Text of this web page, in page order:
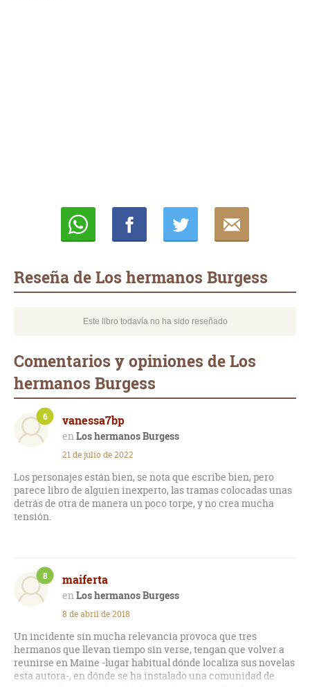
Reseña de Los hermanos Burgess
Este libro todavía no ha sido reseñado
Comentarios y opiniones de Los
hermanos Burgess
vanessa7bp
Los hermanos Burgess
6
21 de julio de 2022
Los personajes están bien, se nota que escribe bien, pero
parece libro de alguien inexperto, las tramas colocadas unas
detrás de otra de manera un poco torpe, y no crea mucha
tensión.
maiferta
Los hermanos Burgess
8
8 de abril de 2018
Un incidente sin mucha relevancia provoca que tres
hermanos que llevan tiempo sin verse, tengan que volver a
reunirse en Maine -lugar habitual dónde localiza sus novelas
esta autora-, en dónde se ha instalado una comunidad de